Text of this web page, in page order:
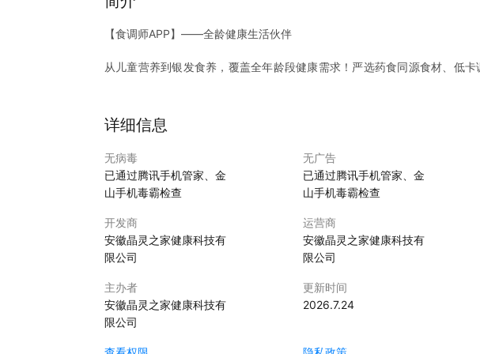
【食调师APP】——全龄健康生活伙伴
从儿童营养到银发食养，覆盖全年龄段健康需求！严选药食同源食材、低
注册专项礼包，开启全龄健康新生态！
详细信息
无病毒
已通过腾讯手机管家、金
山手机毒霸检查
无广告
已通过腾讯手机管家、金
山手机毒霸检查
开发商
安徽晶灵之家健康科技有
限公司
运营商
安徽晶灵之家健康科技有
限公司
主办者
安徽晶灵之家健康科技有
限公司
更新时间
2026.7.24